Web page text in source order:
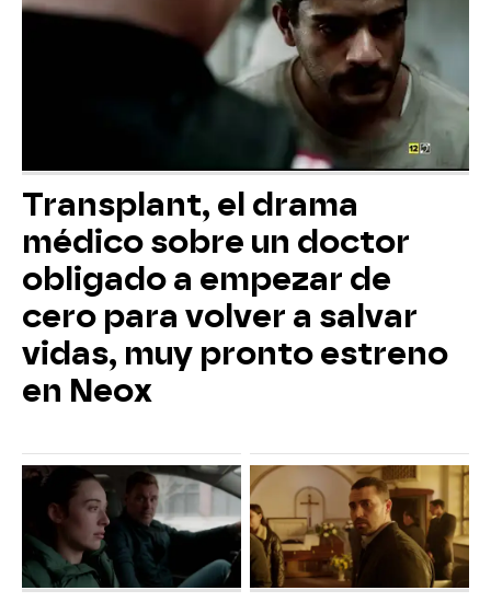
Transplant, el drama
médico sobre un doctor
obligado a empezar de
cero para volver a salvar
vidas, muy pronto estreno
en Neox